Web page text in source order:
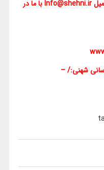
سالگرد) از طریق فرم ارتباط با ما و یا ایمیل Info@shehni.ir با ما در
رسانی شهنی:/ –